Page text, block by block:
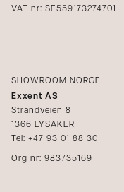
VAT nr: SE559173274701
SHOWROOM NORGE
Exxent AS
Strandveien 8
1366 LYSAKER
Tel: +47 93 01 88 30
Org nr: 983735169